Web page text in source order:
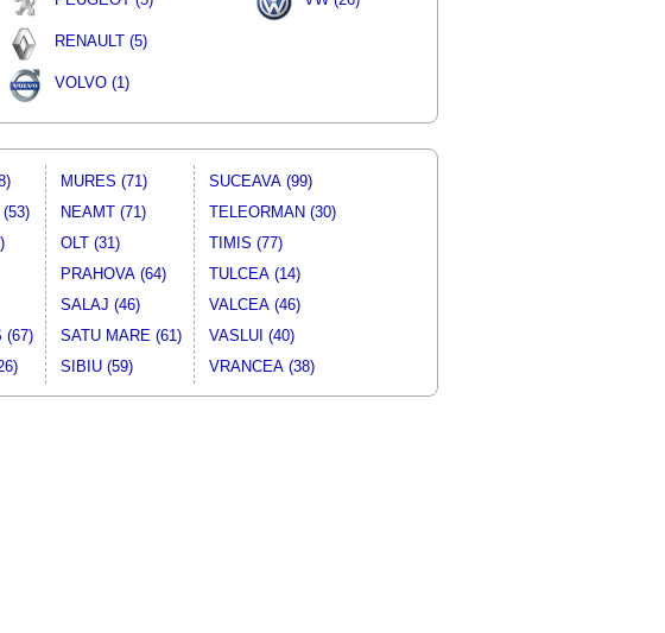
RENAULT (5)
VOLVO (1)
(67)
MURES (71)
NEAMT (71)
OLT (31)
PRAHOVA (64)
SALAJ (46)
SATU MARE (61)
SIBIU (59)
SUCEAVA (99)
TELEORMAN (30)
TIMIS (77)
TULCEA (14)
VALCEA (46)
VASLUI (40)
VRANCEA (38)